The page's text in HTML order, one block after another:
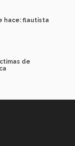
hace: flautista
de